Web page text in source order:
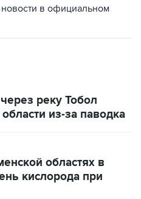
в официальном
реку Тобол
из-за паводка
областях в
кислорода при